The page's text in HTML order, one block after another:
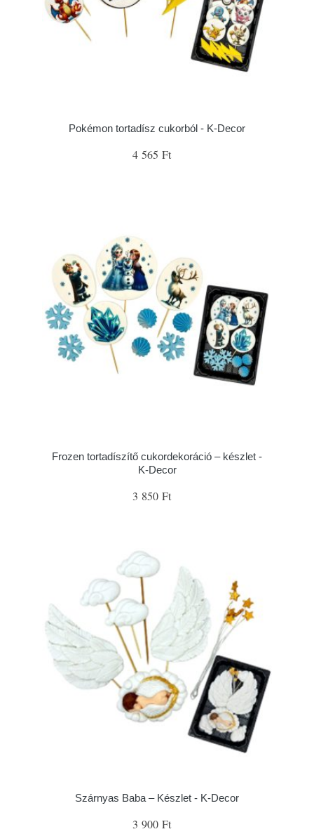
Pokémon tortadísz cukorból - K-Decor
4 565 Ft
Frozen tortadíszítő cukordekoráció – készlet -
K-Decor
3 850 Ft
Szárnyas Baba – Készlet - K-Decor
3 900 Ft